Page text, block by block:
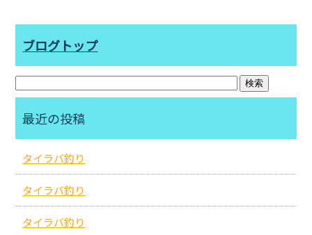
ブログトップ
最近の投稿
タイラバ釣り
タイラバ釣り
タイラバ釣り